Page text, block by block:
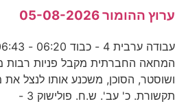
ערוץ ההומור 05-08-2026
המחאה החברתית מקבל פניות רבות
ושוסטר, הסוכן, משכנע אותו לנצל את
תקשורת. כ' עב'. ש.ח. פולישוק 3 -